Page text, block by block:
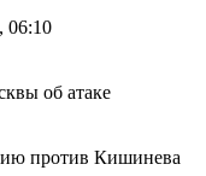
06:10
против Кишинева